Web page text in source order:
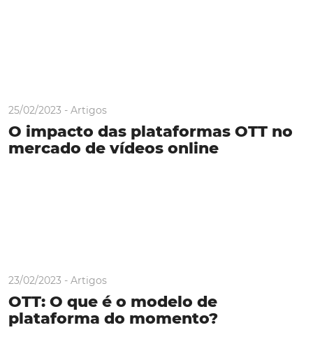
25/02/2023 - Artigos
O impacto das plataformas OTT no
mercado de vídeos online
23/02/2023 - Artigos
OTT: O que é o modelo de
plataforma do momento?